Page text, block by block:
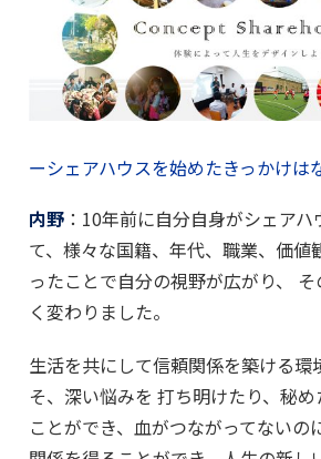
ーシェアハウスを始めたきっかけは
内野 ：10年前に自分自身がシェア
て、様々な国籍、年代、職業、価値
ったことで自分の視野が広がり、
く変わりました。
生活を共にして信頼関係を築ける環
そ、深い悩みを 打ち明けたり、秘
ことができ、血がつながってないの